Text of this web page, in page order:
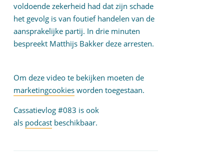
voldoende zekerheid had dat zijn schade
het gevolg is van foutief handelen van de
aansprakelijke partij. In drie minuten
bespreekt Matthijs Bakker deze arresten.
Om deze video te bekijken moeten de
marketingcookies worden toegestaan.
Cassatievlog #083 is ook
als podcast beschikbaar.